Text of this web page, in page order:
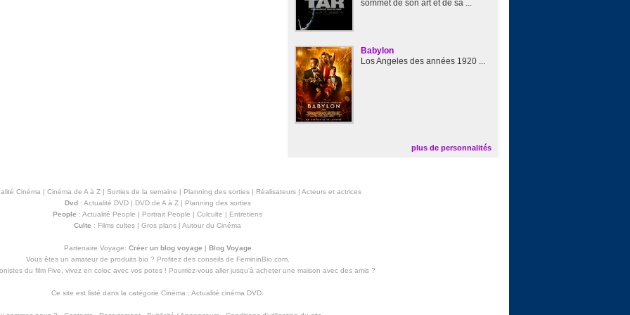
sommet de son art et de sa ...
Babylon
Los Angeles des années 1920 ...
plus de personnalités
Cinéma | Cinéma de A à Z| Sorties de la semaine | Planning des sorties| Réalisateurs| Acteurs et actrices
Dvd: Actualité DVD| DVD de A à Z| Planning des sorties
People : Actualité People | Portrait People | Culculte | Entretiens
Culte : Films cultes | Gros plans | Autour du Cinéma
Partenaire Voyage: Créer un blog voyage | Blog Voyage
Vous êtes un amateur de produits bio ? Profitez des conseils de FemininBio.com.
du film Five, vivez en coloc avec vos potes ! Pourriez-vous aller jusqu'à acheter une maison avec des amis?
Ce site est listé dans la catégorie Cinéma : Actualité cinéma DVD